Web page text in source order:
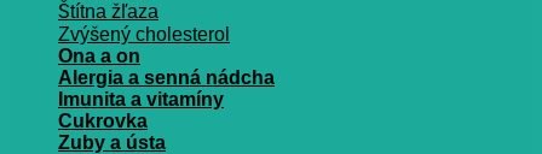
Štítna žľaza
Zvýšený cholesterol
Ona a on
Alergia a senná nádcha
Imunita a vitamíny
Cukrovka
Zuby a ústa